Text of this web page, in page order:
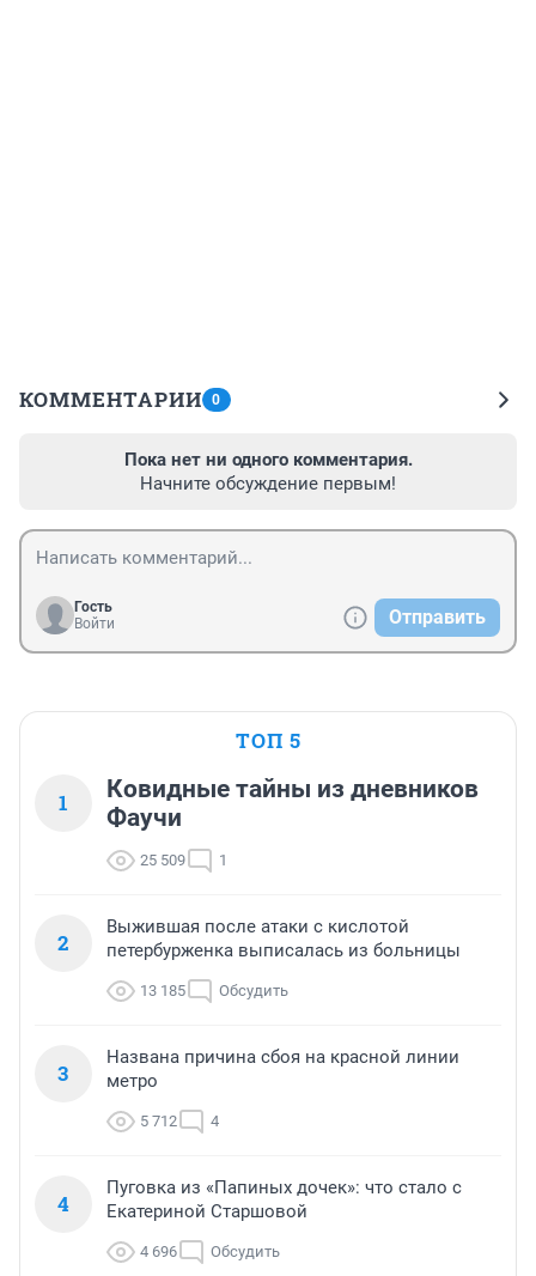
КОММЕНТАРИИ 0
Пока нет ни одного комментария.
Начните обсуждение первым!
Гость
Войти
Отправить
ТОП 5
1
Ковидные тайны из дневников
Фаучи
25 509 1
2
Выжившая после атаки с кислотой
петербурженка выписалась из больницы
13 185 Обсудить
3
Названа причина сбоя на красной линии
метро
5 712 4
4
Пуговка из «Папиных дочек»: что стало с
Екатериной Старшовой
4 696 Обсудить